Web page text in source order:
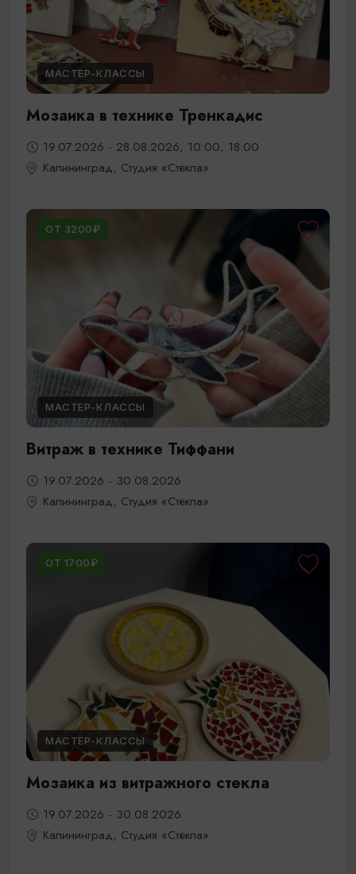
МАСТЕР-КЛАССЫ
Мозаика в технике Тренкадис
19.07.2026 - 28.08.2026, 10:00, 18:00
Калининград, Студия «Стёкла»
ОТ 3200₽
МАСТЕР-КЛАССЫ
Витраж в технике Тиффани
19.07.2026 - 30.08.2026
Калининград, Студия «Стёкла»
ОТ 1700₽
МАСТЕР-КЛАССЫ
Мозаика из витражного стекла
19.07.2026 - 30.08.2026
Калининград, Студия «Стёкла»